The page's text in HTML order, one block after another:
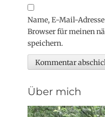
Name, E-Mail-
Browser für meinen
speichern.
Über mich